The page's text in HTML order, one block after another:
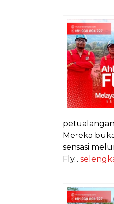
Mereka
sensasi
Fly...